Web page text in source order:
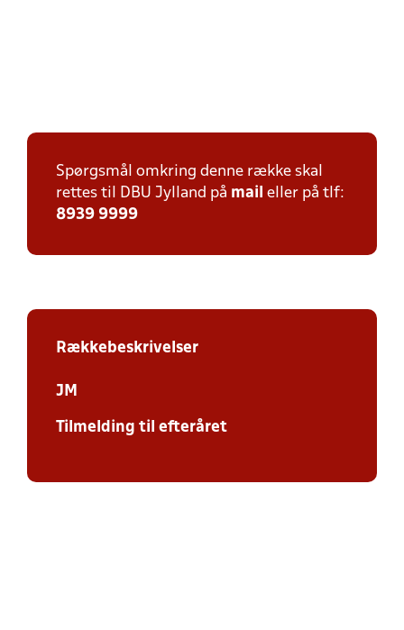
Spørgsmål omkring denne række skal
rettes til DBU Jylland på mail eller på tlf:
8939 9999
Rækkebeskrivelser
JM
Tilmelding til efteråret